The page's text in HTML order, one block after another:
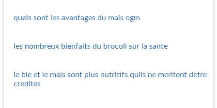
quels sont les avantages du mais ogm
les nombreux bienfaits du brocoli sur la sante
le ble et le mais sont plus nutritifs quils ne meritent detre
credites